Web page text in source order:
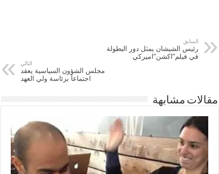
السابق
رئيس الشيشان يمثل دور البطولة
في فيلم”اكشن”اميركي
التالي
مجلس الشؤون السياسية يعقد
اجتماعاً برئاسة ولي العهد
مقالات مشابهة